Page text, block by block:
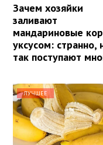
Зачем хозяйки
заливают
мандариновые
уксусом: странно,
так поступают
ЛУЧШЕЕ